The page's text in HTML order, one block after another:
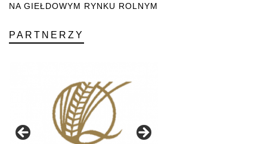
NA GIEŁDOWYM RYNKU ROLNYM
PARTNERZY